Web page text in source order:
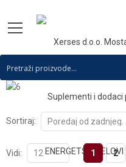
Sortiraj:
Vidi: 1 2